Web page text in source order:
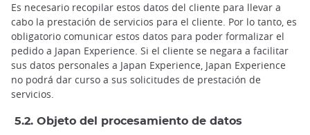
Es necesario recopilar estos datos del cliente para llevar a
cabo la prestación de servicios para el cliente. Por lo tanto, es
obligatorio comunicar estos datos para poder formalizar el
pedido a Japan Experience. Si el cliente se negara a facilitar
sus datos personales a Japan Experience, Japan Experience
no podrá dar curso a sus solicitudes de prestación de
servicios.
5.2. Objeto del procesamiento de datos